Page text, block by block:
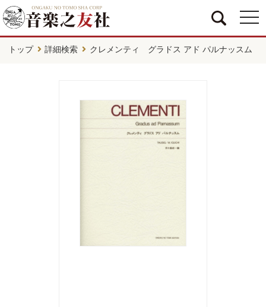
トップ 詳細検索 クレメンティ グラドス アド パルナッスム